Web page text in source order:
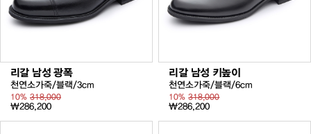
리갈 남성 광폭
천연소가죽/블랙/3cm
10% 318,000
₩286,200
리갈 남성 키높이
천연소가죽/블랙/6cm
10%318,000
₩286,200